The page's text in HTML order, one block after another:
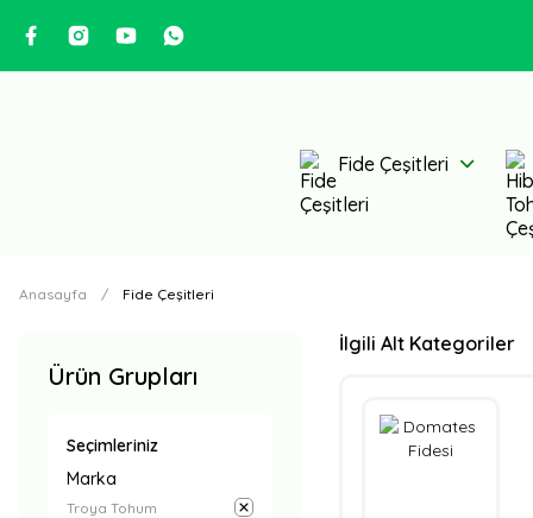
Fide Çeşitleri
Anasayfa Fide Çeşitleri
Ürün Grupları
Seçimleriniz
Marka
Troya Tohum
İlgili Alt Kategoriler